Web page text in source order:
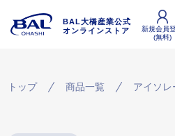
BAL大橋産業公式
オンラインストア
新規会員
(無料)
トップ 商品一覧 アイソレ